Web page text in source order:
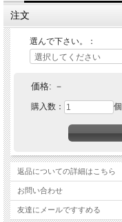
注文
選んで下さい。：
価格: －
購入数： 個
返品についての詳細はこちら
お問い合わせ
友達にメールですすめる